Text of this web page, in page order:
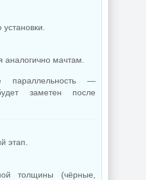
аналогично мачтам.
параллельность —
заметен после
этап.
толщины (чёрные,